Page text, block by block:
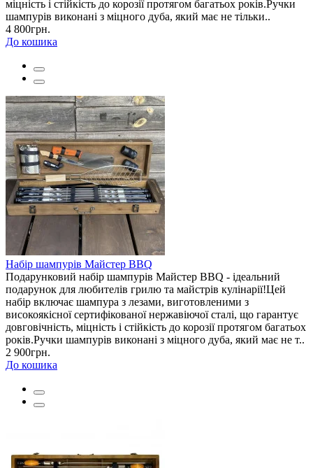
міцність і стійкість до корозії протягом багатьох років.Ручки
шампурів виконані з міцного дуба, який має не тільки..
4 800грн.
До кошика
Набір шампурів Майстер BBQ
Подарунковий набір шампурів Майстер BBQ - ідеальний
подарунок для любителів грилю та майстрів кулінарії!Цей
набір включає шампура з лезами, виготовленими з
високоякісної сертифікованої нержавіючої сталі, що гарантує
довговічність, міцність і стійкість до корозії протягом багатьох
років.Ручки шампурів виконані з міцного дуба, який має не т..
2 900грн.
До кошика